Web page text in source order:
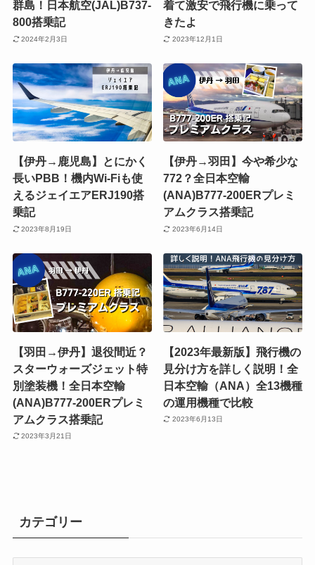
群島！日本航空(JAL)B737-
800搭乗記
2024年2月3日
着て激安で飛行機に乗って
きたよ
2023年12月1日
【伊丹→鹿児島】とにかく
長いPBB！機内Wi-Fiも使
えるジェイエアERJ190搭
乗記
2023年8月19日
【伊丹→羽田】今や希少な
772？全日本空輸
(ANA)B777-200ERプレミ
アムクラス搭乗記
2023年6月14日
【羽田→伊丹】退役間近？
スターウォーズジェット特
別塗装機！全日本空輸
(ANA)B777-200ERプレミ
アムクラス搭乗記
2023年3月21日
【2023年最新版】飛行機の
見分け方を詳しく説明！全
日本空輸（ANA）全13機種
の運用機種で比較
2023年6月13日
カテゴリー